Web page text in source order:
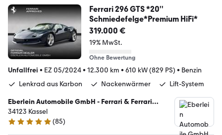
Ferrari 296 GTS *20''
Schmiedefelge*Premium HiFi*
319.000 €
19% MwSt.
Ohne Bewertung
Unfallfrei • EZ 05/2024• 12.300 km • 610 kW (829 PS) • Benzin
Lenkrad aus Karbon
Nackenwärmer Lift-System
Eberlein Automobile GmbH - Ferrari & Ferrari
Classiche Vertragspartner
34123 Kassel
5 Sterne
(85)